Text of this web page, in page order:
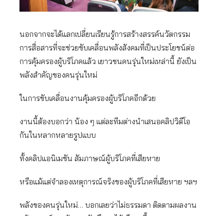
นอกจากจะได้แลกเปลี่ยนเรียนรู้การสร้างสรรค์นวัตกรรม
การสื่อสารที่จะช่วยขับเคลื่อนพลังสังคมที่เป็นประโยชน์ต่อ
การคุ้มครองผู้บริโภคแล้ว เยาวชนคนรุ่นใหม่เหล่านี้ ยังเป็น
พลังสำคัญของคนรุ่นใหม่
ในการขับเคลื่อนงานคุ้มครองผู้บริโภคอีกด้วย
งานนี้ต้องบอกว่า น้อง ๆ แต่ละทีมต่างนำเสนอคลิปวิดีโอ
กันในหลากหลายรูปแบบ
ทั้งคลิปแอนิเมชัน สัมภาษณ์ผู้บริโภคที่เสียหาย
หรือแม้แต่จำลองเหตุการณ์จริงของผู้บริโภคที่เสียหาย ฯลฯ
พลังของคนรุ่นใหม่… บอกเลยว่าไม่ธรรมดา ติดตามผลงาน